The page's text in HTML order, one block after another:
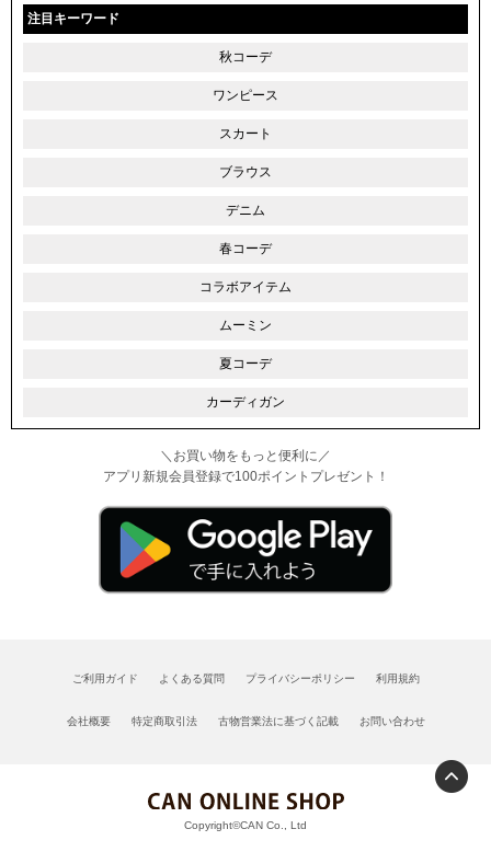
注目キーワード
秋コーデ
ワンピース
スカート
ブラウス
デニム
春コーデ
コラボアイテム
ムーミン
夏コーデ
カーディガン
＼お買い物をもっと便利に／
アプリ新規会員登録で100ポイントプレゼント！
ご利用ガイド よくある質問 プライバシーポリシー 利用規約
会社概要 特定商取引法 古物営業法に基づく記載 お問い合わせ
Copyright©CAN Co., Ltd